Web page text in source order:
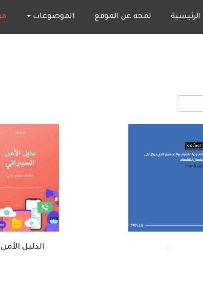
الرئيسية لمحة عن الموقع الموضوعات
… الدليل